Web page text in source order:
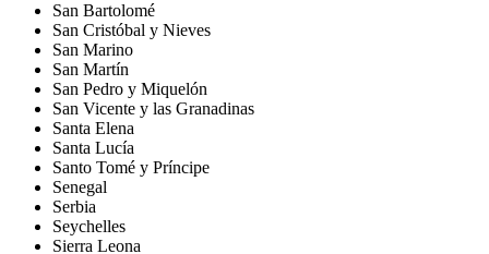
San Bartolomé
San Cristóbal y Nieves
San Marino
San Martín
San Pedro y Miquelón
San Vicente y las Granadinas
Santa Elena
Santa Lucía
Santo Tomé y Príncipe
Senegal
Serbia
Seychelles
Sierra Leona